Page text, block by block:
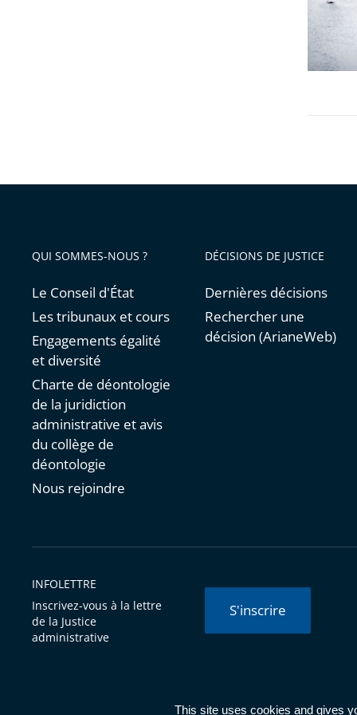
This site uses cookies and gives
Calvin
QUI SOMMES-NOUS ?
Le Conseil d'État
Les tribunaux et cours
Engagements égalité
et diversité
Charte de déontologie
de la juridiction
administrative et avis
du collège de
déontologie
Nous rejoindre
DÉCISIONS DE JUSTICE
Dernières décisions
Rechercher une
décision (ArianeWeb)
INFOLETTRE
Inscrivez-vous à la lettre
de la Justice
administrative
S'inscrire